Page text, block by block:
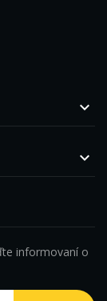


informovaní o